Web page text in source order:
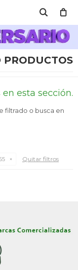
PRODUCTOS
esta sección.
filtrado o busca en
Quitar filtros
MI CUENTA
Aniversario